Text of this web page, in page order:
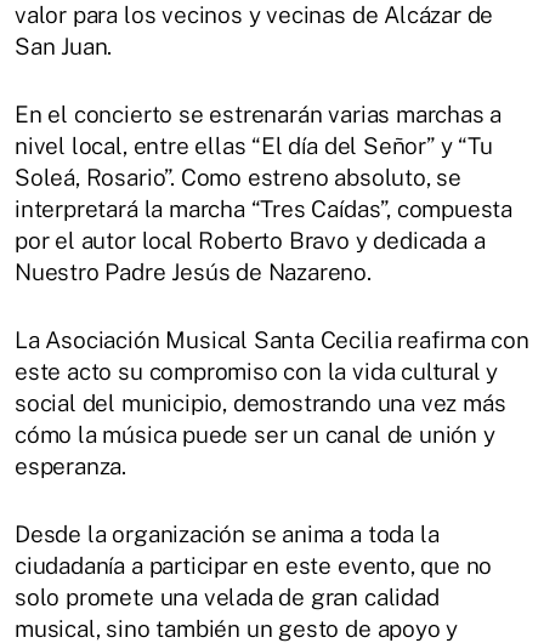
valor para los vecinos y vecinas de Alcázar de
San Juan.
En el concierto se estrenarán varias marchas a
nivel local, entre ellas “El día del Señor” y “Tu
Soleá, Rosario”. Como estreno absoluto, se
interpretará la marcha “Tres Caídas”, compuesta
por el autor local Roberto Bravo y dedicada a
Nuestro Padre Jesús de Nazareno.
La Asociación Musical Santa Cecilia reafirma con
este acto su compromiso con la vida cultural y
social del municipio, demostrando una vez más
cómo la música puede ser un canal de unión y
esperanza.
Desde la organización se anima a toda la
ciudadanía a participar en este evento, que no
solo promete una velada de gran calidad
musical, sino también un gesto de apoyo y